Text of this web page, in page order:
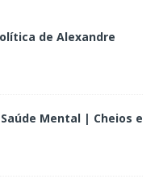
de Alexandre
Mental | Cheios e